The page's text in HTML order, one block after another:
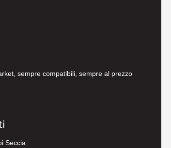
sempre compatibili, sempre al prezzo
Seccia